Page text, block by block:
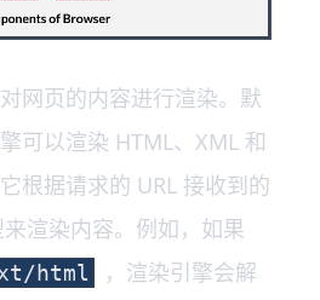
网页的内容进行渲染。默
可以渲染 HTML、XML 和
根据请求的 URL 接收到的
渲染内容。例如，如果
html
，渲染引擎会解